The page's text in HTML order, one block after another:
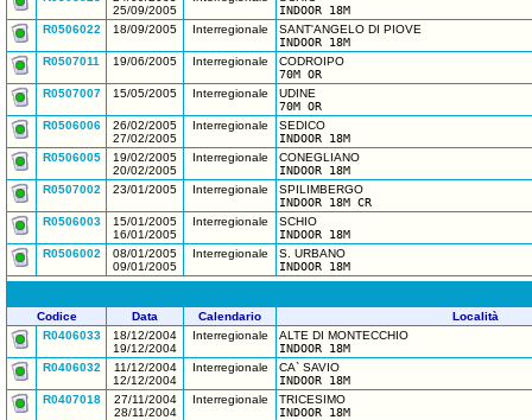
25/09/2005
INDOOR 18M
R0506022
18/09/2005 Interregionale
SANT'ANGELO DI PIOVE
INDOOR 18M
R0507011
19/06/2005 Interregionale
CODROIPO
70M OR
R0507007
15/05/2005 Interregionale
UDINE
70M OR
R0506006
26/02/2005
27/02/2005
Interregionale
SEDICO
INDOOR 18M
R0506005
19/02/2005
20/02/2005
Interregionale
CONEGLIANO
INDOOR 18M
R0507002
23/01/2005 Interregionale
SPILIMBERGO
INDOOR 18M CR
R0506003
15/01/2005
16/01/2005
Interregionale
SCHIO
INDOOR 18M
R0506002
08/01/2005
09/01/2005
Interregionale
S. URBANO
INDOOR 18M
Codice Data Calendario
Località
R0406033
18/12/2004
19/12/2004
Interregionale
ALTE DI MONTECCHIO
INDOOR 18M
R0406032
11/12/2004
12/12/2004
Interregionale
CA` SAVIO
INDOOR 18M
R0407018
27/11/2004
28/11/2004
Interregionale
TRICESIMO
INDOOR 18M